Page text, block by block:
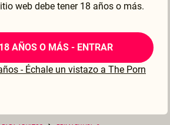
BY CASEY CALVERT
$59.99
BY VON
$29.99
web debe tener 18 años o más.
AÑOS O MÁS - ENTRAR
- Échale un vistazo a The Porn